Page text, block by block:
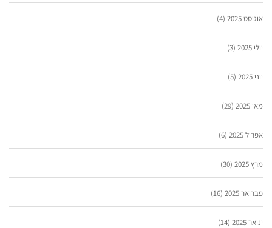
אוגוסט 2025 (4)
יולי 2025 (3)
יוני 2025 (5)
מאי 2025 (29)
אפריל 2025 (6)
מרץ 2025 (30)
פברואר 2025 (16)
ינואר 2025 (14)